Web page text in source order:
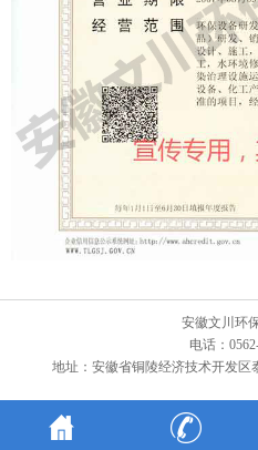
安徽文川环
电话：
地址：安徽省铜陵经济技术开发区